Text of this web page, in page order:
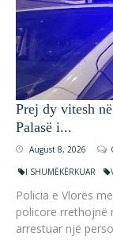
Prej dy vitesh
Palasë i...
August 8, 2026
I SHUMËKËRKUAR
Policia e Vlorës
policore rrethojnë
arrestuar një